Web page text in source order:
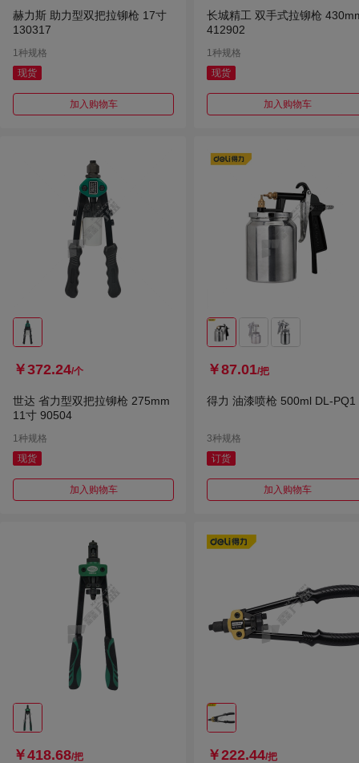
赫力斯 助力型双把拉铆枪 17寸
130317
1种规格
现货
加入购物车
长城精工 双手式拉铆枪
412902
1种规格
现货
加入购物车
￥372.24/个
世达 省力型双把拉铆枪 275mm
11寸 90504
1种规格
现货
加入购物车
￥87.01/把
得力 油漆喷枪 500ml DL-PQ1
3种规格
订货
加入购物车
￥418.68/把 ￥222.44/把